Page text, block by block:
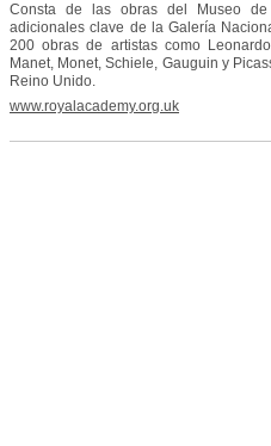
Consta de las obras del Museo de
adicionales clave de la Galería
200 obras de artistas como
Manet, Monet, Schiele, Gauguin y
Reino Unido.
www.royalacademy.org.uk